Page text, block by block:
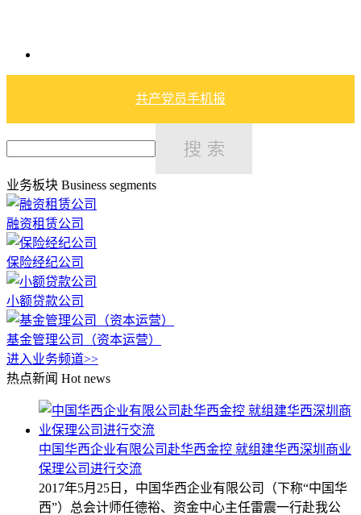
共产党员手机报
业务板块 Business segments
融资租赁公司
保险经纪公司
小额贷款公司
基金管理公司（资本运营）
进入业务频道>>
热点新闻 Hot news
中国华西企业有限公司赴华西金控 就组建华西深圳商业
保理公司进行交流
2017年5月25日，中国华西企业有限公司（下称“中国华
西”）总会计师任德裕、资金中心主任雷震一行赴我公